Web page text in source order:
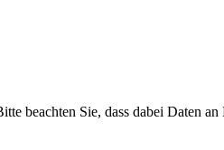
beachten Sie, dass dabei Daten